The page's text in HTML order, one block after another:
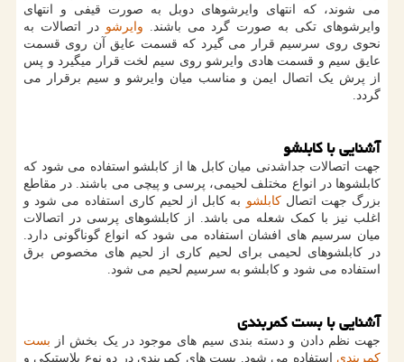
می شوند، که انتهای وایرشوهای دوبل به صورت قیفی و انتهای
وایرشوهای تکی به صورت گرد می باشند. وایرشو در اتصالات به
نحوی روی سرسیم قرار می گیرد که قسمت عایق آن روی قسمت
عایق سیم و قسمت هادی وایرشو روی سیم لخت قرار میگیرد و پس
از پرش یک اتصال ایمن و مناسب میان وایرشو و سیم برقرار می
گردد.
آشنایی با کابلشو
جهت اتصالات جداشدنی میان کابل ها از کابلشو استفاده می شود که
کابلشوها در انواع مختلف لحیمی، پرسی و پیچی می باشند. در مقاطع
بزرگ جهت اتصالکابلشو به کابل از لحیم کاری استفاده می شود و
اغلب نیز با کمک شعله می باشد. از کابلشوهای پرسی در اتصالات
میان سرسیم های افشان استفاده می شود که انواع گوناگونی دارد.
در کابلشوهای لحیمی برای لحیم کاری از لحیم های مخصوص برق
استفاده می شود و کابلشو به سرسیم لحیم می شود.
آشنایی با بست کمربندی
جهت نظم دادن و دسته بندی سیم های موجود در یک بخش از بست
کمربندی استفاده می شود. بست های کمربندی در دو نوع پلاستیکی و